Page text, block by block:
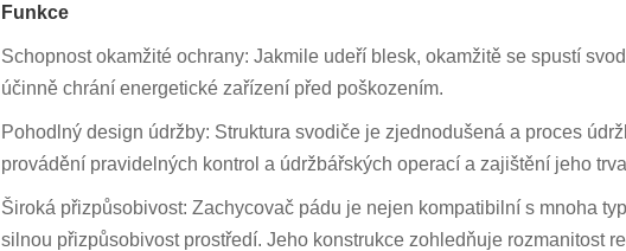
Funkce
Schopnost okamžité ochrany: Jakmile udeří blesk, okamžitě se spustí
účinně chrání energetické zařízení před poškozením.
Pohodlný design údržby: Struktura svodiče je zjednodušená a proces
provádění pravidelných kontrol a údržbářských operací a zajištění jeho
Široká přizpůsobivost: Zachycovač pádu je nejen kompatibilní s mnoha
silnou přizpůsobivost prostředí. Jeho konstrukce zohledňuje rozmanitost